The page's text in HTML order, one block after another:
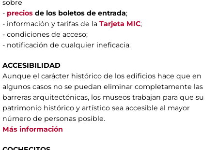
sobre
- precios de los boletos de entrada;
- información y tarifas de la Tarjeta MIC;
- condiciones de acceso;
- notificación de cualquier ineficacia.
ACCESIBILIDAD
Aunque el carácter histórico de los edificios hace que en
algunos casos no se puedan eliminar completamente las
barreras arquitectónicas, los museos trabajan para que su
patrimonio histórico y artístico sea accesible al mayor
número de personas posible.
Más información